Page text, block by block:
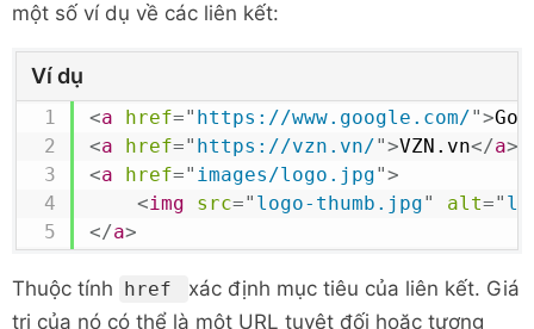
một số ví dụ về các liên kết:
Ví dụ
<a href=" https://www.google.com/">
<a href=" https://vzn.vn/">VZN.vn</a>
<a href=" images/logo.jpg">
<img src=" logo-thumb.jpg" alt="
</a>
Thuộc tính href
xác định mục tiêu của liên kết. Giá
trị của nó có thể là một URL tuyệt đối hoặc tương